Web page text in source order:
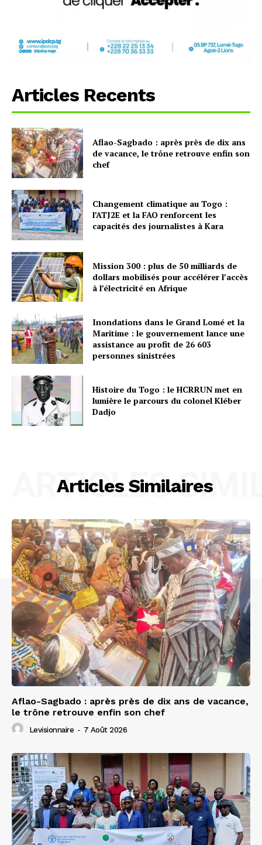
Articles Recents
Aflao-Sagbado : après près de dix ans
de vacance, le trône retrouve enfin son
chef
Changement climatique au Togo :
l’ATJ2E et la FAO renforcent les
capacités des journalistes à Kara
Mission 300 : plus de 50 milliards de
dollars mobilisés pour accélérer l’accès
à l’électricité en Afrique
Inondations dans le Grand Lomé et la
Maritime : le gouvernement lance une
assistance au profit de 26 603
personnes sinistrées
Histoire du Togo : le HCRRUN met en
lumière le parcours du colonel Kléber
Dadjo
Articles Similaires
ARTICLES
Aflao-Sagbado : après près de dix ans de vacance,
le trône retrouve enfin son chef
Levisionnaire - 7 Août 2026